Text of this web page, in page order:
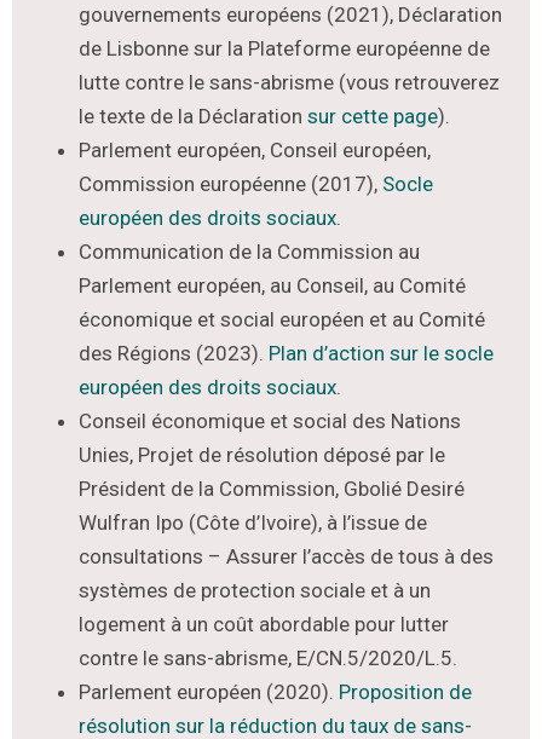
gouvernements européens (2021), Déclaration
de Lisbonne sur la Plateforme européenne de
lutte contre le sans-abrisme (vous retrouverez
le texte de la Déclaration sur cette page).
Parlement européen, Conseil européen,
Commission européenne (2017), Socle
européen des droits sociaux
Communication de la Commission au
Parlement européen, au Conseil, au Comité
économique et social européen et au Comité
des Régions (2023). Plan d’action sur le socle
européen des droits sociaux
Conseil économique et social des Nations
Unies, Projet de résolution déposé par le
Président de la Commission, Gbolié Desiré
Wulfran Ipo (Côte d’Ivoire), à l’issue de
consultations – Assurer l’accès de tous à des
systèmes de protection sociale et à un
logement à un coût abordable pour lutter
contre le sans-abrisme, E/CN.5/2020/L.5.
Parlement européen (2020). Proposition de
résolution sur la réduction du taux de sans-